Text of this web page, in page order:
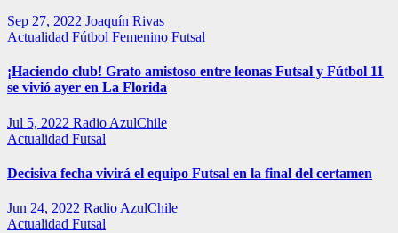
Sep 27, 2022 Joaquín Rivas
Actualidad Fútbol Femenino Futsal
¡Haciendo club! Grato amistoso entre leonas Futsal y Fútbol 11
se vivió ayer en La Florida
Jul 5, 2022 Radio AzulChile
Actualidad Futsal
Decisiva fecha vivirá el equipo Futsal en la final del certamen
Jun 24, 2022 Radio AzulChile
Actualidad Futsal